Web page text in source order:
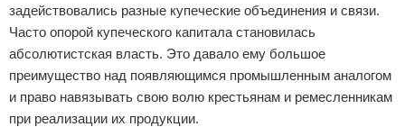
задействовались разные купеческие объединения и связи.
Часто опорой купеческого капитала становилась
абсолютистская власть. Это давало ему большое
преимущество над появляющимся промышленным аналогом
и право навязывать свою волю крестьянам и ремесленникам
при реализации их продукции.